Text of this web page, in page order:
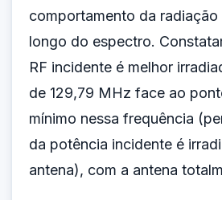
comportamento da radiação
longo do espectro.
RF incidente é melhor
de 129,79 MHz face ao
mínimo nessa frequência
da potência incidente é
antena), com a antena